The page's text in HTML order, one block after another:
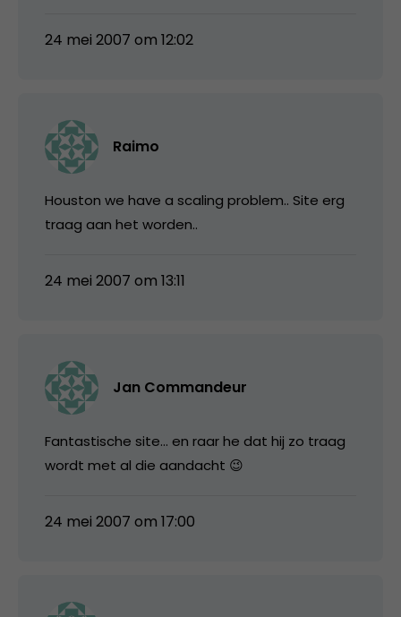
24 mei 2007 om 12:02
Raimo
Houston we have a scaling problem.. Site erg
traag aan het worden..
24 mei 2007 om 13:11
Jan Commandeur
Fantastische site… en raar he dat hij zo traag
wordt met al die aandacht 😉
24 mei 2007 om 17:00